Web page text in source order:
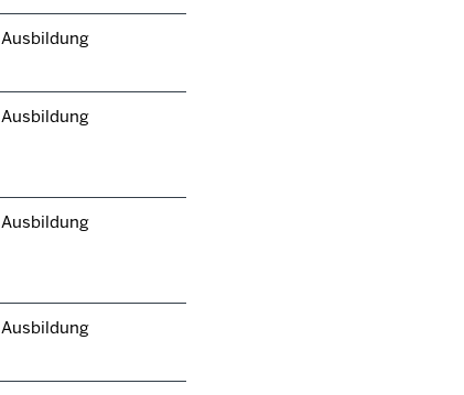
Ausbildung
Ausbildung
Ausbildung
Ausbildung